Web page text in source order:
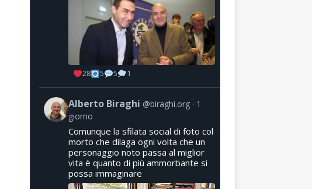
28 5 5 1
Alberto Biraghi @biraghi.org
1
giorno
Comunque la sfilata social di foto col
morto che dilaga ogni volta che un
personaggio noto passa al miglior
vita è quanto di più ammorbante si
possa immaginare